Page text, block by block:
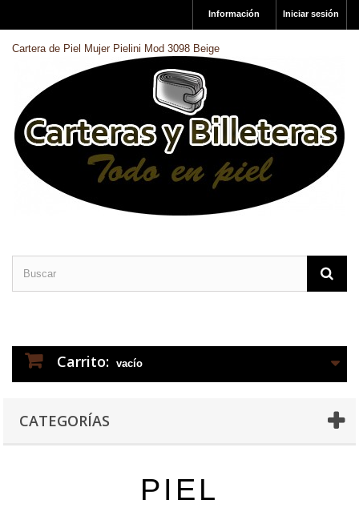
Iniciar sesión
Información
Cartera de Piel Mujer Pielini Mod 3098 Beige
Carrito: vacío
CATEGORÍAS
PIEL